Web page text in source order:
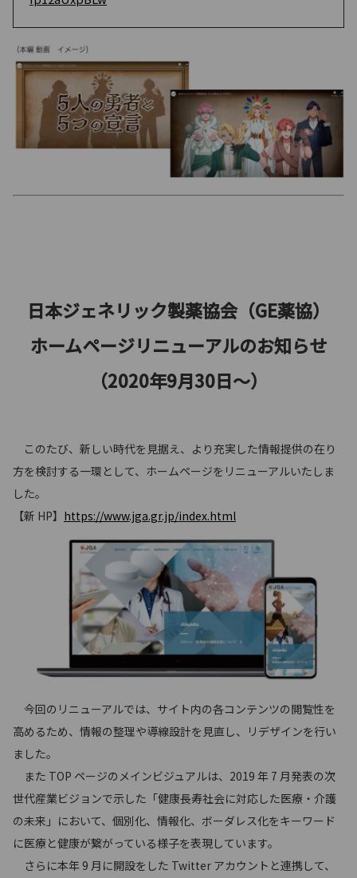
日本ジェネリック製薬協会（GE薬協）
ホームページリニューアルのお知らせ
（2020年9月30日～）
このたび、新しい時代を見据え、より充実した情報提供の在り
方を検討する一環として、ホームページをリニューアルいたしま
した。
【新 HP】 https://www.jga.gr.jp/index.html
今回のリニューアルでは、サイト内の各コンテンツの閲覧性を
高めるため、情報の整理や導線設計を見直し、リデザインを行い
ました。
また TOP ページのメインビジュアルは、2019 年 7 月発表の次
世代産業ビジョンで示した「健康長寿社会に対応した医療・介護
の未来」において、個別化、情報化、ボーダレス化をキーワード
に医療と健康が繋がっている様子を表現しています。
さらに本年 9 月に開設をした Twitter アカウントと連携して、